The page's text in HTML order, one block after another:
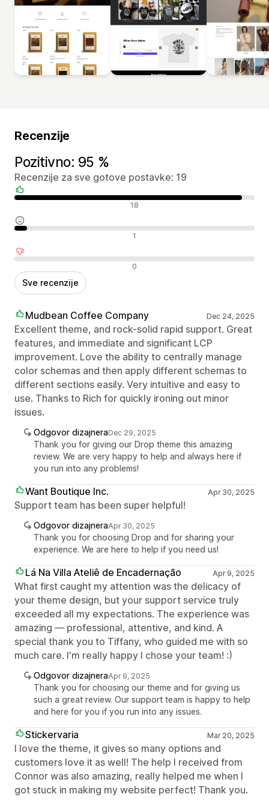
Recenzije
Pozitivno: 95 %
Recenzije za sve gotove postavke: 19
Pozitivne recenzije 18
Neutralne recenzije 1
Negativne recenzije 0
Sve recenzije
Mudbean Coffee Company Dec 24, 2025
Excellent theme, and rock-solid rapid support. Great
features, and immediate and significant LCP
improvement. Love the ability to centrally manage
color schemas and then apply different schemas to
different sections easily. Very intuitive and easy to
use. Thanks to Rich for quickly ironing out minor
issues.
Odgovor dizajneraDec 29, 2025
Thank you for giving our Drop theme this amazing
review. We are very happy to help and always here if
you run into any problems!
Want Boutique Inc. Apr 30, 2025
Support team has been super helpful!
Odgovor dizajneraApr 30, 2025
Thank you for choosing Drop and for sharing your
experience. We are here to help if you need us!
Lá Na Villa Ateliê de Encadernação Apr 9, 2025
What first caught my attention was the delicacy of
your theme design, but your support service truly
exceeded all my expectations. The experience was
amazing — professional, attentive, and kind. A
special thank you to Tiffany, who guided me with so
much care. I'm really happy I chose your team! :)
Odgovor dizajneraApr 9, 2025
Thank you for choosing our theme and for giving us
such a great review. Our support team is happy to help
and here for you if you run into any issues.
Stickervaria Mar 20, 2025
I love the theme, it gives so many options and
customers love it as well! The help I received from
Connor was also amazing, really helped me when I
got stuck in making my website perfect! Thank you.